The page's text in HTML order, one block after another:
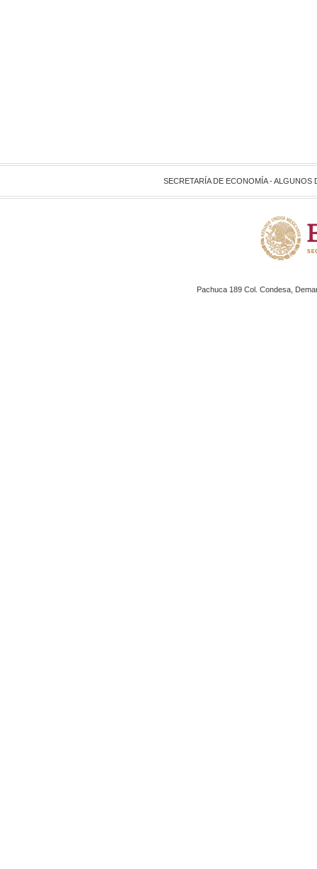
SECRETARÍA DE ECONOMÍA -
Pachuca 189 Col. Condesa,